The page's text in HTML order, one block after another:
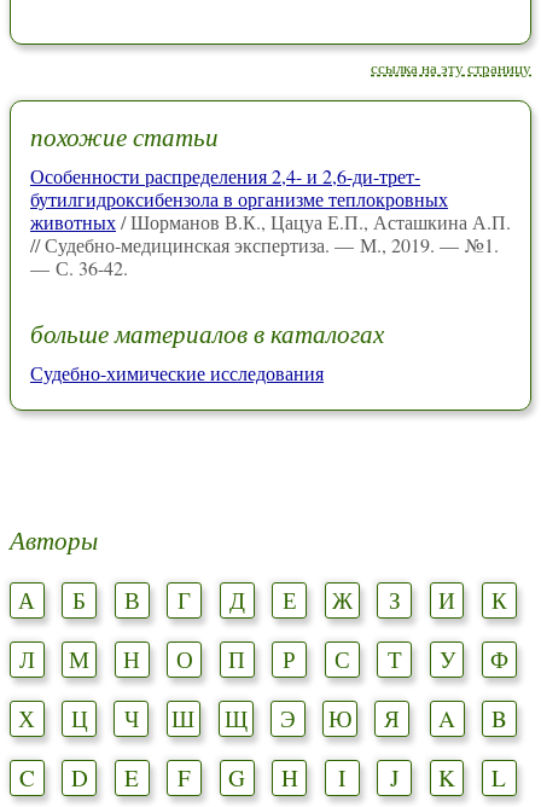
ссылка на эту страницу
похожие статьи
Особенности распределения 2,4- и 2,6-ди-трет-
бутилгидроксибензола в организме теплокровных
животных/ Шорманов В.К., Цацуа Е.П., Асташкина А.П.
// Судебно-медицинская экспертиза. — М., 2019. — №1.
— С. 36-42.
больше материалов в каталогах
Судебно-химические исследования
Авторы
А Б В Г Д Е Ж З И
К
Л
М Н О П Р С Т У
Ф
Х
Ц Ч Ш Щ Э Ю Я A
B
C
D E F G H I J K
L